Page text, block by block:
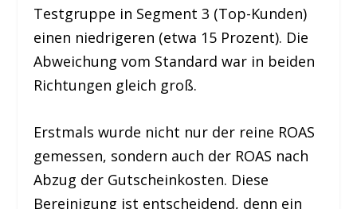
Testgruppe in Segment 3 (Top-Kunden)
einen niedrigeren (etwa 15 Prozent). Die
Abweichung vom Standard war in beiden
Richtungen gleich groß.
Erstmals wurde nicht nur der reine ROAS
gemessen, sondern auch der ROAS nach
Abzug der Gutscheinkosten. Diese
Bereinigung ist entscheidend, denn ein